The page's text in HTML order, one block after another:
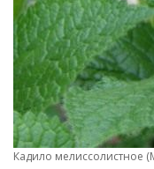
Кадило мелиссолистное